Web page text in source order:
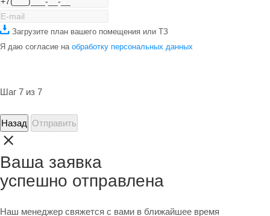
Загрузите план вашего помещения или ТЗ
Я даю согласие на обработку персональных данных
Шаг 7 из 7
Назад Отправить
Ваша заявка
успешно отправлена
Наш менеджер свяжется с вами в ближайшее время